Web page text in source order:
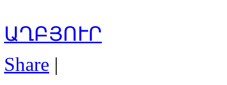
ԱՂԲՅՈՒՐ
Share |